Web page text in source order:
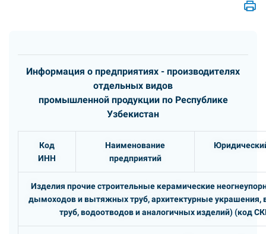
Информация о предприятиях - производителях
отдельных видов
промышленной продукции по Республике
Узбекистан
Код
ИНН
Наименование
предприятий
Изделия прочие строительные керамические
дымоходов и вытяжных труб, архитектурные украшения,
труб, водоотводов и аналогичных изделий) (код